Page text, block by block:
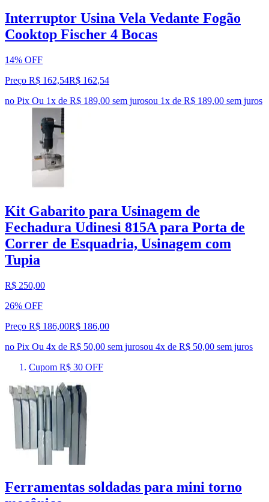
Interruptor Usina Vela Vedante Fogão
Cooktop Fischer 4 Bocas
14% OFF
Preço R$ 162,54R$ 162,54
no Pix Ou 1x de R$ 189,00 sem jurosou 1x de R$ 189,00 sem juros
Kit Gabarito para Usinagem de
Fechadura Udinesi 815A para Porta de
Correr de Esquadria, Usinagem com
Tupia
R$ 250,00
26% OFF
Preço R$ 186,00R$ 186,00
no Pix Ou 4x de R$ 50,00 sem jurosou 4x de R$ 50,00 sem juros
Cupom R$ 30 OFF
Ferramentas soldadas para mini torno